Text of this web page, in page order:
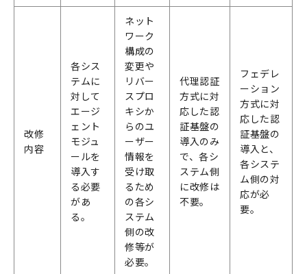
改修
内容
各シス
テムに
対して
エージ
ェント
モジュ
ールを
導入す
る必要
があ
る。
ネット
ワーク
構成の
変更や
リバー
スプロ
キシか
らのユ
ーザー
情報を
受け取
るため
の各シ
ステム
側の改
修等が
必要。
代理認証
方式に対
応した認
証基盤の
導入のみ
で、各シ
ステム側
に改修は
不要。
フェデレ
ーション
方式に対
応した認
証基盤の
導入と、
各システ
ム側の対
応が必
要。